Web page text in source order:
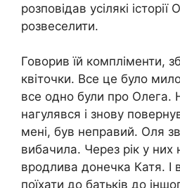
розповідав усілякі історії
розвеселити.
Говорив їй компліменти,
квіточки. Все це було
все одно були про Олега.
нагулявся і знову
мені, був неправий. Оля
вибачила. Через рік у них
вродлива донечка Катя.
поїхати до батьків до